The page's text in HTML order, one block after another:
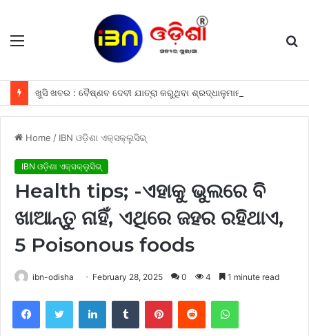
Menu
Home / IBN ଓଡ଼ିଶା ଏକ୍ସକ୍ଲୁସିଭ୍
IBN ଓଡ଼ିଶା ଏକ୍ସକ୍ଲୁସିଭ୍
Health tips; -ଏହାକୁ ଭୁଲରେ ବି
ଖାଆନ୍ତୁ ନାହିଁ, ଏଥିରେ ଜହର ରହିଥାଏ,
5 Poisonous foods
ibn-odisha February 28, 2025 0 4 1 minute read
FacebookTwitter LinkedInTumblr PinterestReddit WhatsApp